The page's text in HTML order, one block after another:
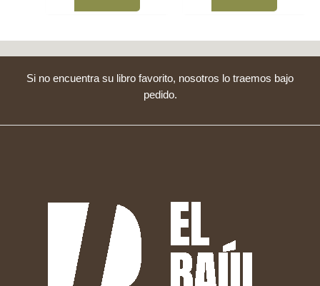
Si no encuentra su libro favorito, nosotros lo traemos bajo
pedido.